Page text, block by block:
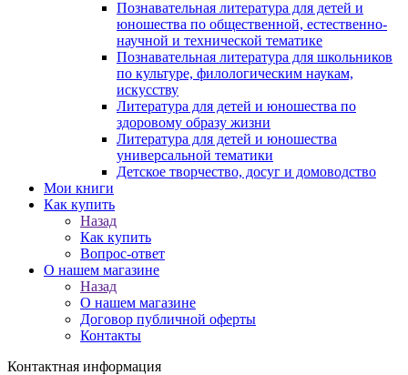
Познавательная литература для детей и
юношества по общественной, естественно-
научной и технической тематике
Познавательная литература для школьников
по культуре, филологическим наукам,
искусству
Литература для детей и юношества по
здоровому образу жизни
Литература для детей и юношества
универсальной тематики
Детское творчество, досуг и домоводство
Мои книги
Как купить
Назад
Как купить
Вопрос-ответ
О нашем магазине
Назад
О нашем магазине
Договор публичной оферты
Контакты
Контактная информация